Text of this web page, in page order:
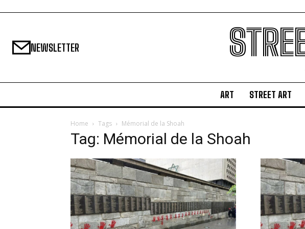
NEWSLETTER
ART STREET ART
Home Tags Mémorial de la Shoah
Tag: Mémorial de la Shoah